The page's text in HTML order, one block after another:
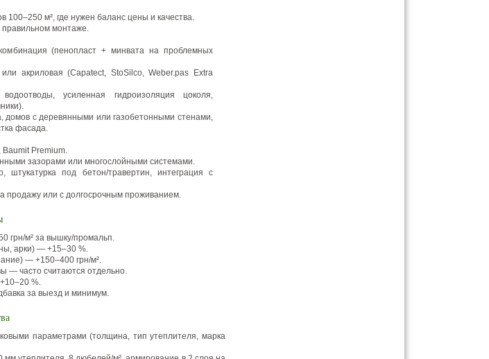
100–250 м², где нужен баланс цены и качества.
правильном монтаже.
(пенопласт + минвата на проблемных
или акриловая (Capatect, StoSilco, Weber.pas Extra
усиленная гидроизоляция цоколя,
домов с деревянными или газобетонными стенами,
фасада.
Premium.
зазорами или многослойными системами.
штукатурка под бетон/травертин, интеграция с
продажу или с долгосрочным проживанием.
грн/м² за вышку/промальп.
арки) — +15–30 %.
— +150–400 грн/м².
— часто считаются отдельно.
%.
за выезд и минимум.
параметрами (толщина, тип утеплителя, марка